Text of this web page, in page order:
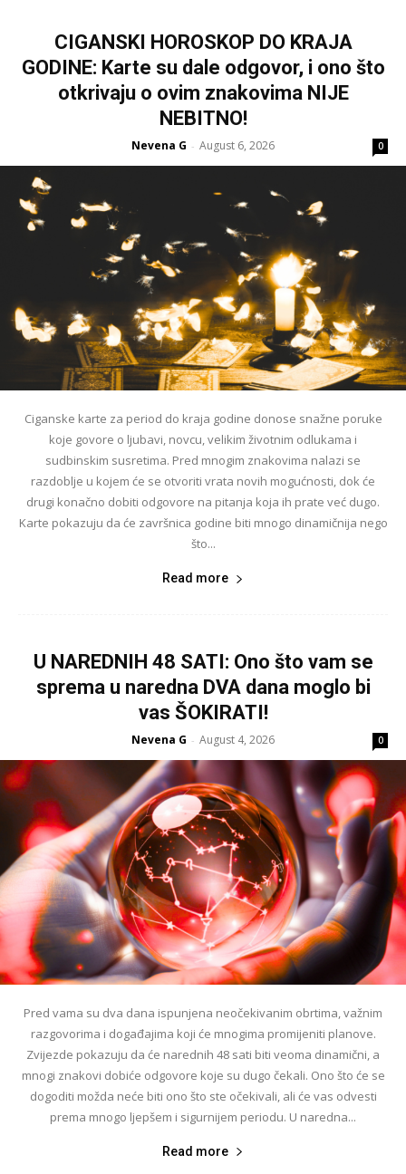
CIGANSKI HOROSKOP DO KRAJA
GODINE: Karte su dale odgovor, i ono što
otkrivaju o ovim znakovima NIJE
NEBITNO!
Nevena G - August 6, 2026 0
Ciganske karte za period do kraja godine donose snažne poruke
koje govore o ljubavi, novcu, velikim životnim odlukama i
sudbinskim susretima. Pred mnogim znakovima nalazi se
razdoblje u kojem će se otvoriti vrata novih mogućnosti, dok će
drugi konačno dobiti odgovore na pitanja koja ih prate već dugo.
Karte pokazuju da će završnica godine biti mnogo dinamičnija nego
što...
Read more
U NAREDNIH 48 SATI: Ono što vam se
sprema u naredna DVA dana moglo bi
vas ŠOKIRATI!
Nevena G - August 4, 2026 0
Pred vama su dva dana ispunjena neočekivanim obrtima, važnim
razgovorima i događajima koji će mnogima promijeniti planove.
Zvijezde pokazuju da će narednih 48 sati biti veoma dinamični, a
mnogi znakovi dobiće odgovore koje su dugo čekali. Ono što će se
dogoditi možda neće biti ono što ste očekivali, ali će vas odvesti
prema mnogo ljepšem i sigurnijem periodu. U naredna...
Read more